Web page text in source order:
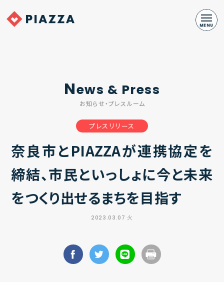
News & Press
お知らせ・プレスルーム
プレスリリース
奈良市とPIAZZAが連携協定を
締結、市民といっしょに今と未来
をつくり出せるまちを目指す
2023.03.07 火